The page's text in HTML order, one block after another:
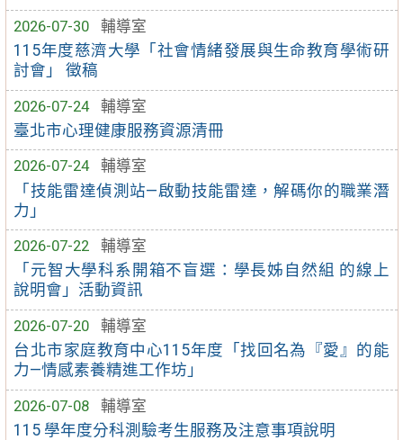
2026-07-30
輔導室
115年度慈濟大學「社會情緒發展與生命教育學術研
討會」 徵稿
2026-07-24
輔導室
臺北市心理健康服務資源清冊
2026-07-24
輔導室
「技能雷達偵測站—啟動技能雷達，解碼你的職業潛
力」
2026-07-22
輔導室
「元智大學科系開箱不盲選：學長姊自然組 的線上
說明會」活動資訊
2026-07-20
輔導室
台北市家庭教育中心115年度「找回名為『愛』的能
力—情感素養精進工作坊」
2026-07-08
輔導室
115 學年度分科測驗考生服務及注意事項說明